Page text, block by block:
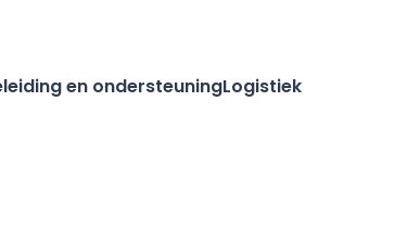
en ondersteuningLogistiek